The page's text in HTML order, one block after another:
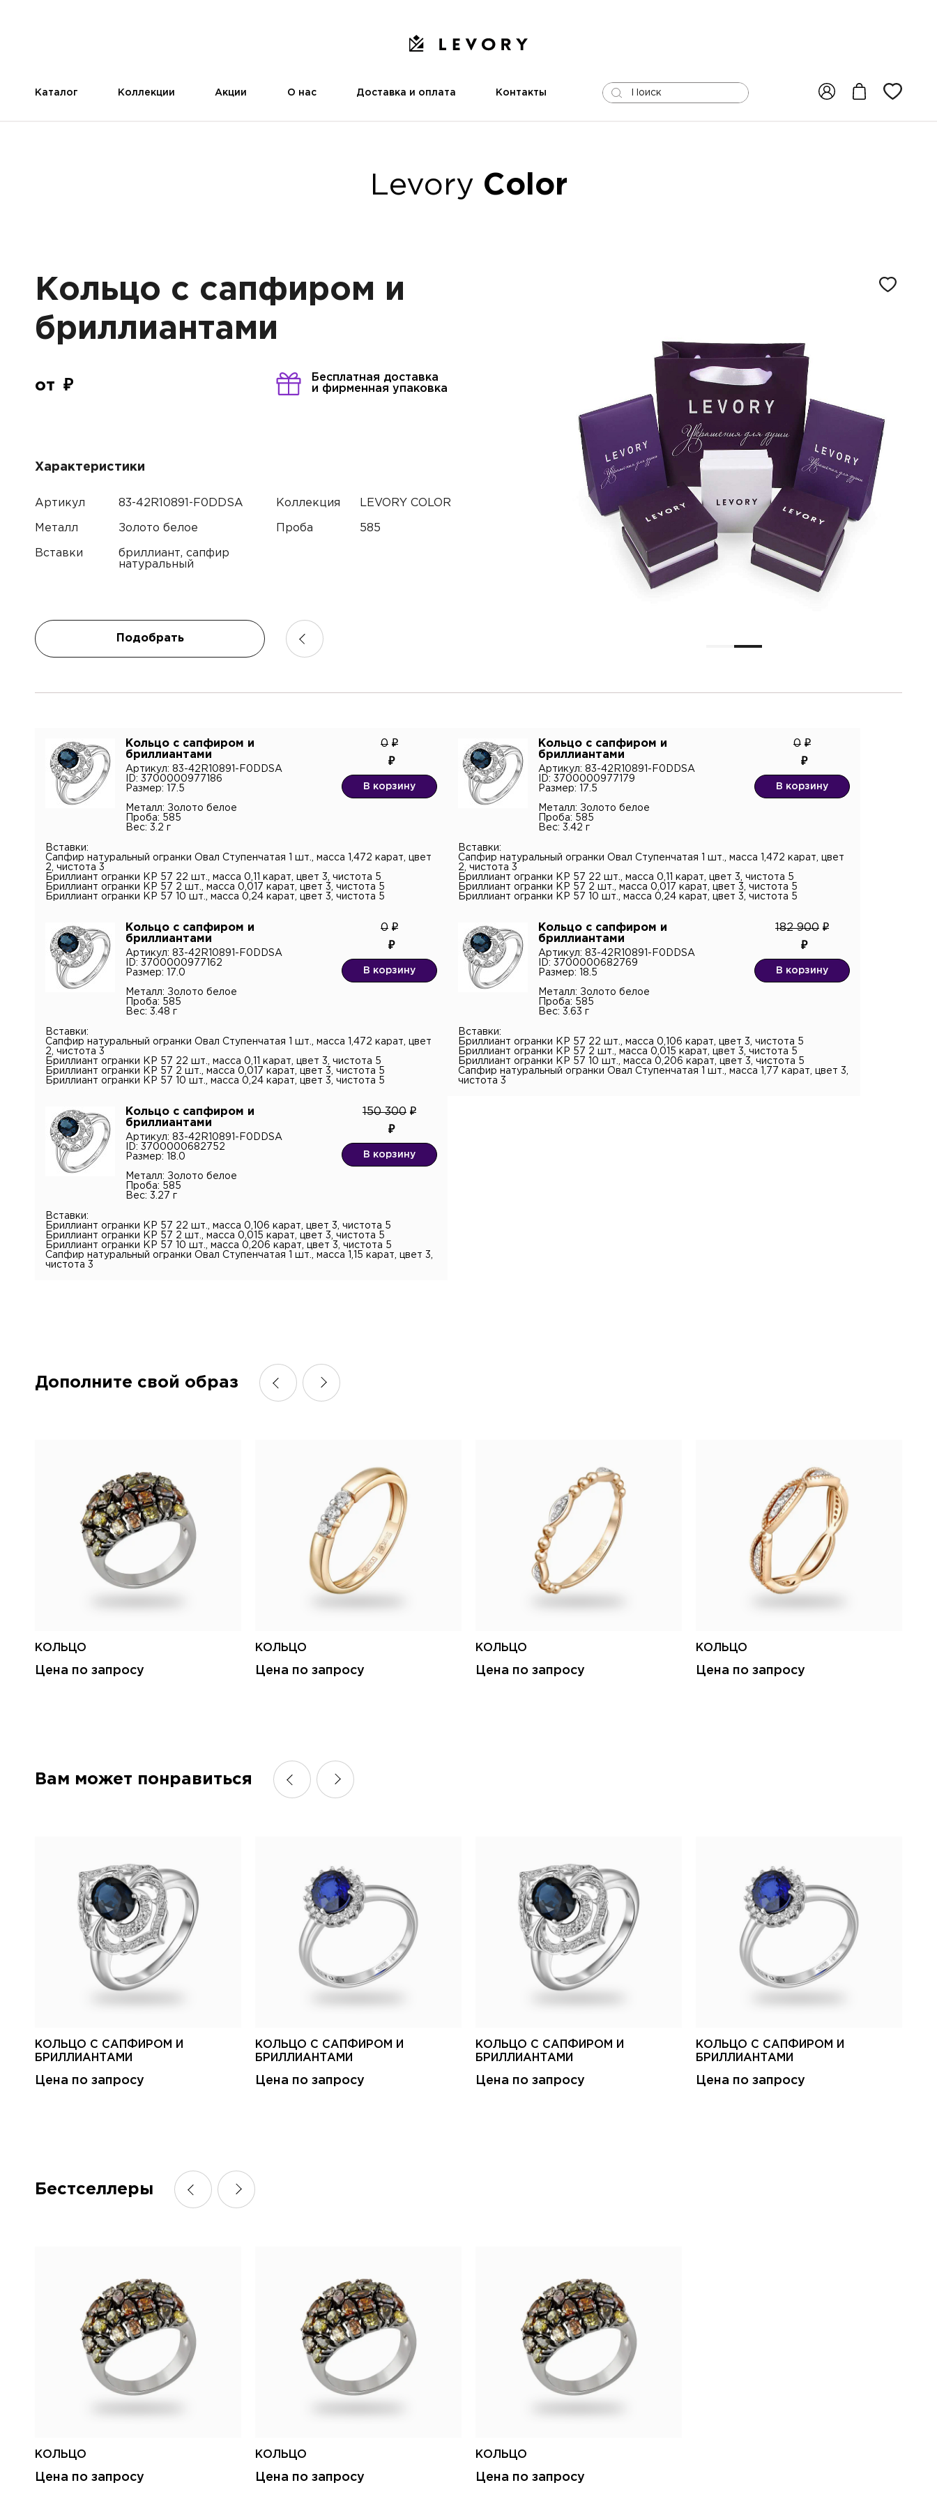
Каталог Коллекции Акции О нас Доставка и оплата Контакты
Levory Color
Кольцо с сапфиром и
бриллиантами
от
Бесплатная доставка
и фирменная упаковка
Характеристики
Артикул 83-42R10891-F0DDSA Коллекция LEVORY COLOR
Металл Золото белое Проба 585
Вставки
бриллиант, сапфир
натуральный
Подобрать
Кольцо с сапфиром и
бриллиантами
Артикул: 83-42R10891-F0DDSA
ID: 3700000977186
Размер: 17.5
Металл: Золото белое
Проба: 585
Вес: 3.2 г
0
В корзину
Вставки:
Сапфир натуральный огранки Овал Ступенчатая 1 шт., масса 1,472 карат, цвет
2, чистота 3
Бриллиант огранки КР 57 22 шт., масса 0,11 карат, цвет 3, чистота 5
Бриллиант огранки КР 57 2 шт., масса 0,017 карат, цвет 3, чистота 5
Бриллиант огранки КР 57 10 шт., масса 0,24 карат, цвет 3, чистота 5
Кольцо с сапфиром и
бриллиантами
Артикул: 83-42R10891-F0DDSA
ID: 3700000977179
Размер: 17.5
Металл: Золото белое
Проба: 585
Вес: 3.42 г
0
В корзину
Вставки:
Сапфир натуральный огранки Овал Ступенчатая 1 шт., масса 1,472 карат, цвет
2, чистота 3
Бриллиант огранки КР 57 22 шт., масса 0,11 карат, цвет 3, чистота 5
Бриллиант огранки КР 57 2 шт., масса 0,017 карат, цвет 3, чистота 5
Бриллиант огранки КР 57 10 шт., масса 0,24 карат, цвет 3, чистота 5
Кольцо с сапфиром и
бриллиантами
Артикул: 83-42R10891-F0DDSA
ID: 3700000977162
Размер: 17.0
Металл: Золото белое
Проба: 585
Вес: 3.48 г
0
В корзину
Вставки:
Сапфир натуральный огранки Овал Ступенчатая 1 шт., масса 1,472 карат, цвет
2, чистота 3
Бриллиант огранки КР 57 22 шт., масса 0,11 карат, цвет 3, чистота 5
Бриллиант огранки КР 57 2 шт., масса 0,017 карат, цвет 3, чистота 5
Бриллиант огранки КР 57 10 шт., масса 0,24 карат, цвет 3, чистота 5
Кольцо с сапфиром и
бриллиантами
Артикул: 83-42R10891-F0DDSA
ID: 3700000682769
Размер: 18.5
Металл: Золото белое
Проба: 585
Вес: 3.63 г
182 900
В корзину
Вставки:
Бриллиант огранки КР 57 22 шт., масса 0,106 карат, цвет 3, чистота 5
Бриллиант огранки КР 57 2 шт., масса 0,015 карат, цвет 3, чистота 5
Бриллиант огранки КР 57 10 шт., масса 0,206 карат, цвет 3, чистота 5
Сапфир натуральный огранки Овал Ступенчатая 1 шт., масса 1,77 карат, цвет 3,
чистота 3
Кольцо с сапфиром и
бриллиантами
Артикул: 83-42R10891-F0DDSA
ID: 3700000682752
Размер: 18.0
Металл: Золото белое
Проба: 585
Вес: 3.27 г
150 300
В корзину
Вставки:
Бриллиант огранки КР 57 22 шт., масса 0,106 карат, цвет 3, чистота 5
Бриллиант огранки КР 57 2 шт., масса 0,015 карат, цвет 3, чистота 5
Бриллиант огранки КР 57 10 шт., масса 0,206 карат, цвет 3, чистота 5
Сапфир натуральный огранки Овал Ступенчатая 1 шт., масса 1,15 карат, цвет 3,
чистота 3
Электронная почта
конфиденциальностии даю согласие на обработку
персональных данных.*
Имя
Дополните свой образ
КОЛЬЦО
Цена по запросу
КОЛЬЦО
Цена по запросу
КОЛЬЦО
Цена по запросу
КОЛЬЦО
Цена по запросу
Вам может понравиться
КОЛЬЦО С САПФИРОМ И
БРИЛЛИАНТАМИ
Цена по запросу
КОЛЬЦО С САПФИРОМ И
БРИЛЛИАНТАМИ
Цена по запросу
КОЛЬЦО С САПФИРОМ И
БРИЛЛИАНТАМИ
Цена по запросу
КОЛЬЦО С САПФИРОМ И
БРИЛЛИАНТАМИ
Цена по запросу
Бестселлеры
КОЛЬЦО
Цена по запросу
КОЛЬЦО
Цена по запросу
КОЛЬЦО
Цена по запросу